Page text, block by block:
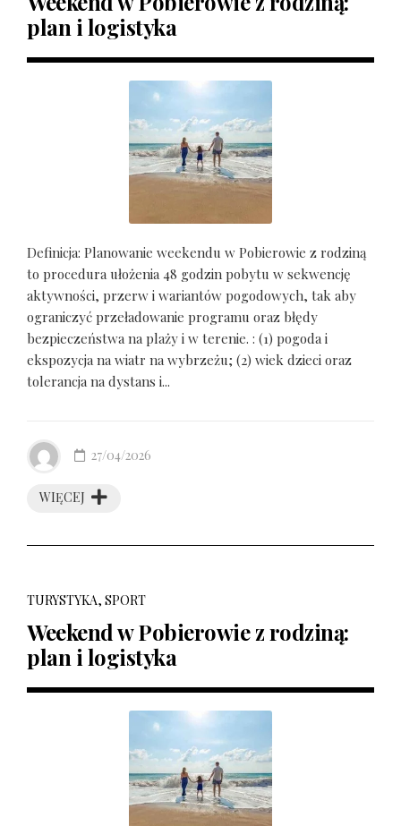
plan i logistyka
Definicja: Planowanie weekendu w Pobierowie z rodziną
to procedura ułożenia 48 godzin pobytu w sekwencję
aktywności, przerw i wariantów pogodowych, tak aby
ograniczyć przeładowanie programu oraz błędy
bezpieczeństwa na plaży i w terenie. : (1) pogoda i
ekspozycja na wiatr na wybrzeżu; (2) wiek dzieci oraz
tolerancja na dystans i...
WIĘCEJ
27/04/2026
TURYSTYKA, SPORT
Weekend w Pobierowie z rodziną:
plan i logistyka